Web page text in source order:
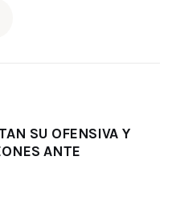
SU OFENSIVA Y
ANTE